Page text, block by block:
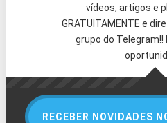
vídeos, artigos e
GRATUITAMENTE e
grupo do Telegram!!
RECEBER NOVIDADES